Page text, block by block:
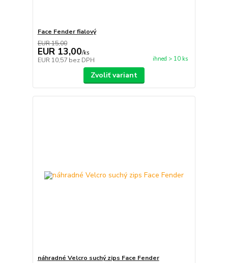
Face Fender fialový
EUR 15,00
EUR 13,00/ks
EUR 10,57 bez DPH ihned > 10 ks
Zvoliť variant
náhradné Velcro suchý zips Face Fender